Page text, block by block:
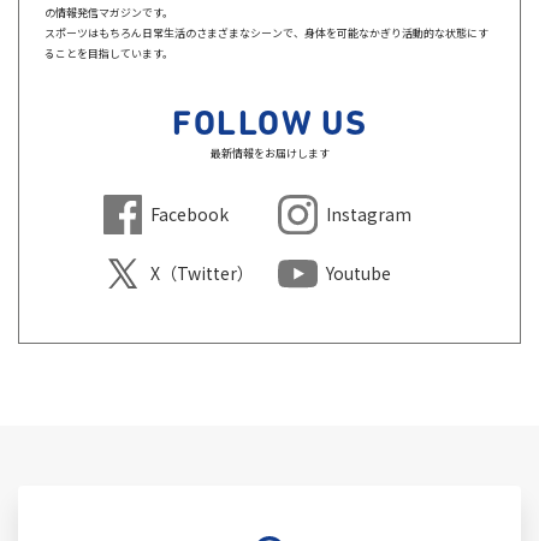
の情報発信マガジンです。
スポーツはもちろん日常生活のさまざまなシーンで、身体を可能なかぎり活動的な状態にす
ることを目指しています。
FOLLOW US
最新情報をお届けします
Facebook Instagram
X（Twitter） Youtube